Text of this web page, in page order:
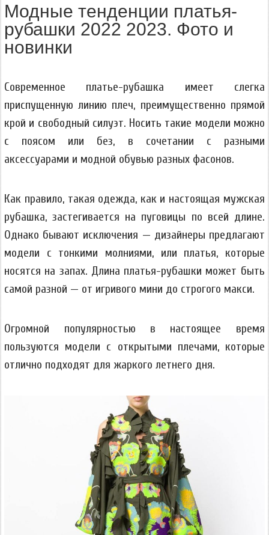
Модные тенденции платья-
рубашки 2022 2023. Фото и
новинки
Современное платье-рубашка имеет слегка
приспущенную линию плеч, преимущественно прямой
крой и свободный силуэт. Носить такие модели можно
с поясом или без, в сочетании с разными
аксессуарами и модной обувью разных фасонов.
Как правило, такая одежда, как и настоящая мужская
рубашка, застегивается на пуговицы по всей длине.
Однако бывают исключения — дизайнеры предлагают
модели с тонкими молниями, или платья, которые
носятся на запах. Длина платья-рубашки может быть
самой разной — от игривого мини до строгого макси.
Огромной популярностью в настоящее время
пользуются модели с открытыми плечами, которые
отлично подходят для жаркого летнего дня.